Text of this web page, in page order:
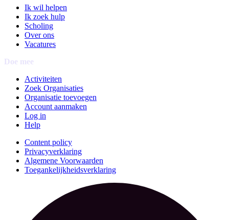
Ik wil helpen
Ik zoek hulp
Scholing
Over ons
Vacatures
Doe mee
Activiteiten
Zoek Organisaties
Organisatie toevoegen
Account aanmaken
Log in
Help
Content policy
Privacyverklaring
Algemene Voorwaarden
Toegankelijkheidsverklaring